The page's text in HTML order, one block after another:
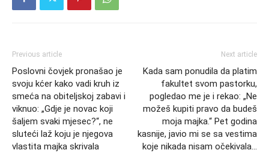
Previous article
Poslovni čovjek pronašao je
svoju kćer kako vadi kruh iz
smeća na obiteljskoj zabavi i
viknuo: „Gdje je novac koji
šaljem svaki mjesec?“, ne
sluteći laž koju je njegova
vlastita majka skrivala
Next article
Kada sam ponudila da platim
fakultet svom pastorku,
pogledao me je i rekao: „Ne
možeš kupiti pravo da budeš
moja majka.“ Pet godina
kasnije, javio mi se sa vestima
koje nikada nisam očekivala…